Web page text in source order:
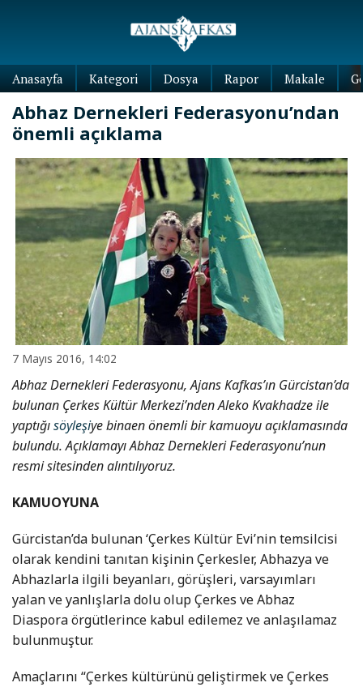
Anasayfa Kategori Dosya Rapor Makale
Abhaz Dernekleri Federasyonu’ndan
önemli açıklama
7 Mayıs 2016, 14:02
Abhaz Dernekleri Federasyonu, Ajans Kafkas’ın Gürcistan’da
bulunan Çerkes Kültür Merkezi’nden Aleko Kvakhadze ile
yaptığısöyleşiye binaen önemli bir kamuoyu açıklamasında
bulundu. Açıklamayı Abhaz Dernekleri Federasyonu’nun
resmi sitesinden alıntılıyoruz.
KAMUOYUNA
Gürcistan’da bulunan ‘Çerkes Kültür Evi’nin temsilcisi
olarak kendini tanıtan kişinin Çerkesler, Abhazya ve
Abhazlarla ilgili beyanları, görüşleri, varsayımları
yalan ve yanlışlarla dolu olup Çerkes ve Abhaz
Diaspora örgütlerince kabul edilemez ve anlaşılamaz
bulunmuştur.
Amaçlarını “Çerkes kültürünü geliştirmek ve Çerkes